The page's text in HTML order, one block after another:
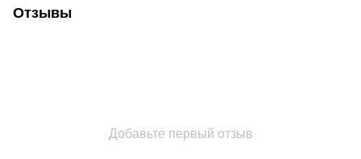
Отзывы
Добавьте первый отзыв